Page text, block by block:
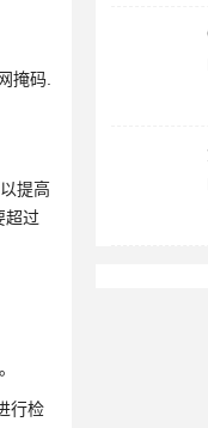
掩码.
提高
超过
行检